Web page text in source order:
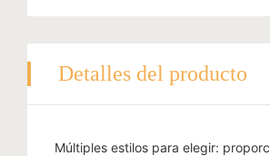
Detalles del producto
Múltiples estilos para elegir: